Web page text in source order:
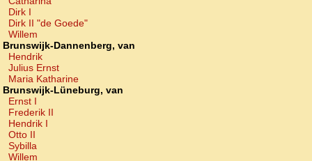
Dirk I
Dirk II "de Goede"
Willem
Brunswijk-Dannenberg, van
Hendrik
Julius Ernst
Maria Katharine
Brunswijk-Lüneburg, van
Ernst I
Frederik II
Hendrik I
Otto II
Sybilla
Willem